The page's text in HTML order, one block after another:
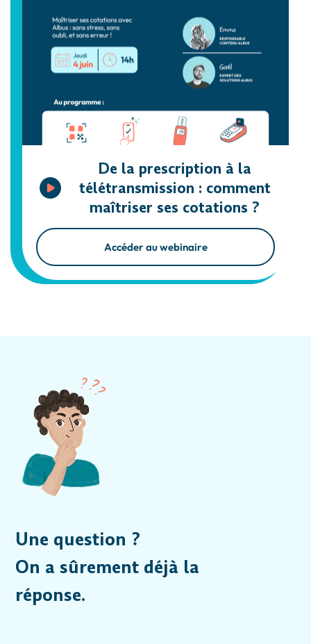
De la prescription à la
télétransmission : comment
maîtriser ses cotations ?
Accéder au webinaire
Une question ?
On a sûrement déjà la
réponse.